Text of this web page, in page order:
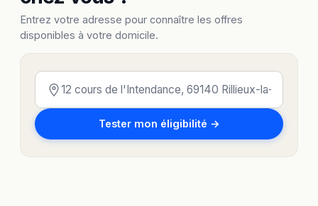
Entrez votre adresse pour connaître les offres
disponibles à votre domicile.
Tester mon éligibilité →